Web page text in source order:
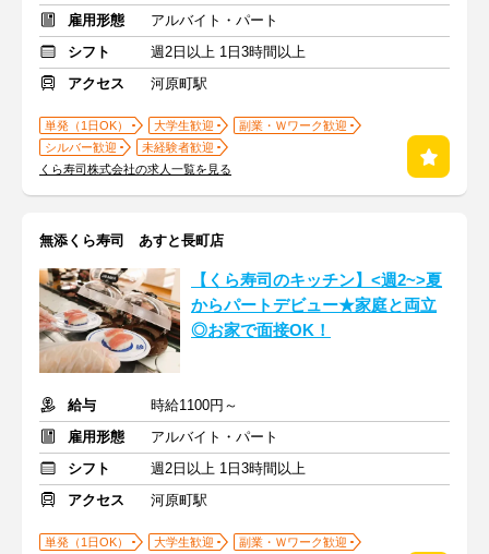
雇用形態
アルバイト・パート
シフト
週2日以上 1日3時間以上
アクセス
河原町駅
単発（1日OK） 大学生歓迎
副業・Ｗワーク歓迎
シルバー歓迎
未経験者歓迎
くら寿司株式会社の求人一覧を見る
無添くら寿司 あすと長町店
【くら寿司のキッチン】<週2~>夏
からパートデビュー★家庭と両立
◎お家で面接OK！
給与
時給1100円～
雇用形態
アルバイト・パート
シフト
週2日以上 1日3時間以上
アクセス
河原町駅
単発（1日OK） 大学生歓迎
副業・Ｗワーク歓迎